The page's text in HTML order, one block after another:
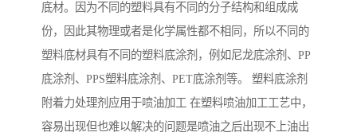
底材。因为不同的塑料具有不同的分子结构和组成成
份，因此其物理或者是化学属性都不相同，所以不同的
塑料底材具有不同的塑料底涂剂，例如尼龙底涂剂、PP
底涂剂、PPS塑料底涂剂、PET底涂剂等。 塑料底涂剂
附着力处理剂应用于喷油加工 在塑料喷油加工工艺中，
容易出现但也难以解决的问题是喷油之后出现不上油出